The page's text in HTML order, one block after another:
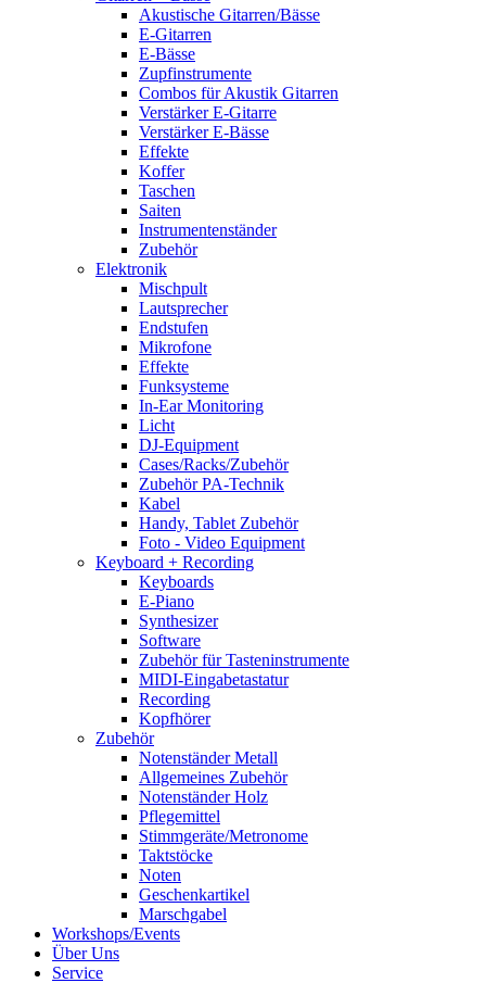
Akustische Gitarren/Bässe
E-Gitarren
E-Bässe
Zupfinstrumente
Combos für Akustik Gitarren
Verstärker E-Gitarre
Verstärker E-Bässe
Effekte
Koffer
Taschen
Saiten
Instrumentenständer
Zubehör
Elektronik
Mischpult
Lautsprecher
Endstufen
Mikrofone
Effekte
Funksysteme
In-Ear Monitoring
Licht
DJ-Equipment
Cases/Racks/Zubehör
Zubehör PA-Technik
Kabel
Handy, Tablet Zubehör
Foto - Video Equipment
Keyboard + Recording
Keyboards
E-Piano
Synthesizer
Software
Zubehör für Tasteninstrumente
MIDI-Eingabetastatur
Recording
Kopfhörer
Zubehör
Notenständer Metall
Allgemeines Zubehör
Notenständer Holz
Pflegemittel
Stimmgeräte/Metronome
Taktstöcke
Noten
Geschenkartikel
Marschgabel
Workshops/Events
Über Uns
Service